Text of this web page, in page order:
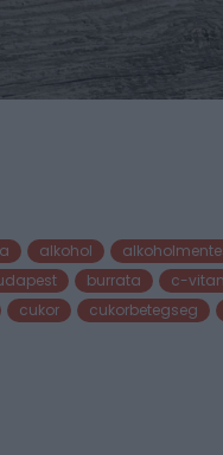
alkohol
burrata c-
cukor cukorbetegseg